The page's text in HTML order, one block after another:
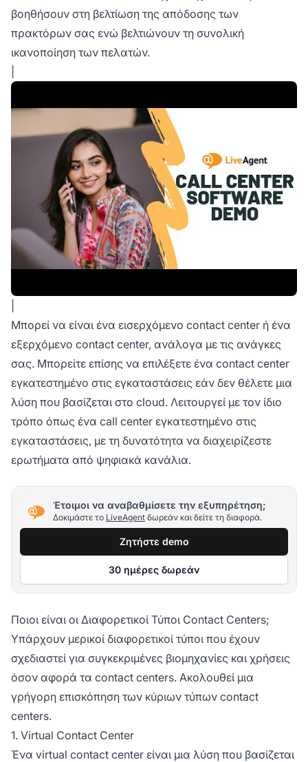
βοηθήσουν στη βελτίωση της απόδοσης των
πρακτόρων σας ενώ βελτιώνουν τη συνολική
ικανοποίηση των πελατών.
Μπορεί να είναι ένα εισερχόμενο contact center ή ένα
εξερχόμενο contact center, ανάλογα με τις ανάγκες
σας. Μπορείτε επίσης να επιλέξετε ένα contact center
εγκατεστημένο στις εγκαταστάσεις εάν δεν θέλετε μια
λύση που βασίζεται στο cloud. Λειτουργεί με τον ίδιο
τρόπο όπως ένα call center εγκατεστημένο στις
εγκαταστάσεις, με τη δυνατότητα να διαχειρίζεστε
ερωτήματα από ψηφιακά κανάλια.
Έτοιμοι να αναβαθμίσετε την εξυπηρέτηση;
Δοκιμάστε το LiveAgent δωρεάν και δείτε τη διαφορά.
Ζητήστε demo
30 ημέρες δωρεάν
Ποιοι είναι οι Διαφορετικοί Τύποι Contact Centers;
Υπάρχουν μερικοί διαφορετικοί τύποι που έχουν
σχεδιαστεί για συγκεκριμένες βιομηχανίες και χρήσεις
όσον αφορά τα contact centers. Ακολουθεί μια
γρήγορη επισκόπηση των κύριων τύπων contact
centers.
1. Virtual Contact Center
Ένα virtual contact center είναι μια λύση που βασίζεται